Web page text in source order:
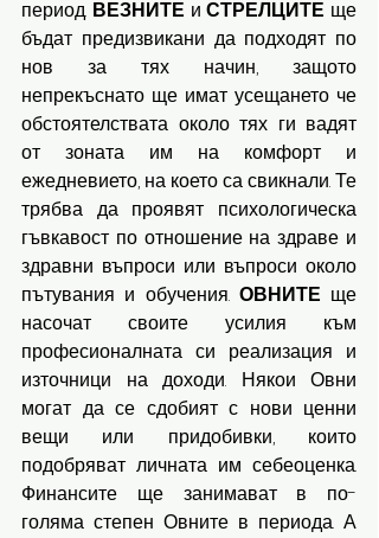
период. ВЕЗНИТЕ и СТРЕЛЦИТЕ ще
бъдат предизвикани да подходят по
нов за тях начин, защото
непрекъснато ще имат усещането че
обстоятелствата около тях ги вадят
от зоната им на комфорт и
ежедневието, на което са свикнали. Те
трябва да проявят психологическа
гъвкавост по отношение на здраве и
здравни въпроси или въпроси около
пътувания и обучения. ОВНИТЕ ще
насочат своите усилия към
професионалната си реализация и
източници на доходи. Някои Овни
могат да се сдобият с нови ценни
вещи или придобивки, които
подобряват личната им себеоценка.
Финансите ще занимават в по-
голяма степен Овните в периода. А